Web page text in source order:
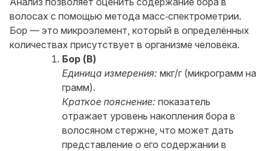
волосах с помощью метода масс‑спектрометрии.
Бор — это микроэлемент, который в определённых
количествах присутствует в организме человека.
Бор (B)
Единица измерения: мкг/г (микрограмм на
грамм).
Краткое пояснение: показатель
отражает уровень накопления бора в
волосяном стержне, что может дать
представление о его содержании в